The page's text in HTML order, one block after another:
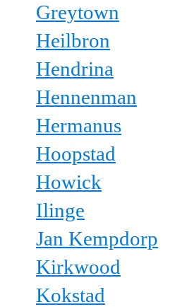
Greytown
Heilbron
Hendrina
Hennenman
Hermanus
Hoopstad
Howick
Ilinge
Jan Kempdorp
Kirkwood
Kokstad